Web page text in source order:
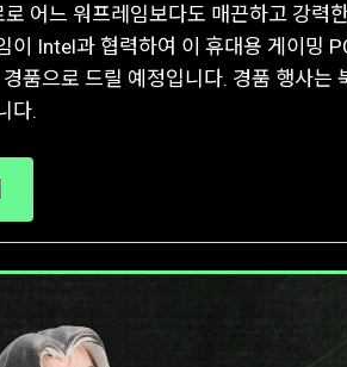
어느 워프레임보다도 매끈하고 강력
이 Intel과 협력하여 이 휴대용 게이밍
품으로 드릴 예정입니다. 경품 행사는
다.